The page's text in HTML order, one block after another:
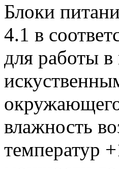
Блоки
4.1 в
для работы
влажность
температур